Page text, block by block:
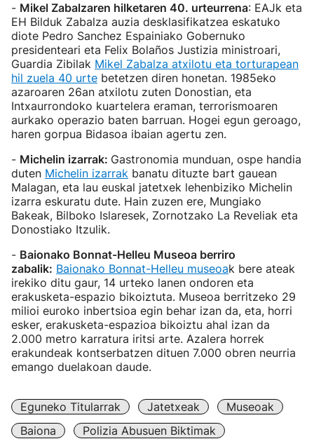
- Mikel Zabalzaren hilketaren 40. urteurrena: EAJk eta
EH Bilduk Zabalza auzia desklasifikatzea eskatuko
diote Pedro Sanchez Espainiako Gobernuko
presidenteari eta Felix Bolaños Justizia ministroari,
Guardia Zibilak Mikel Zabalza atxilotu eta torturapean
hil zuela 40 urte betetzen diren honetan. 1985eko
azaroaren 26an atxilotu zuten Donostian, eta
Intxaurrondoko kuartelera eraman, terrorismoaren
aurkako operazio baten barruan. Hogei egun geroago,
haren gorpua Bidasoa ibaian agertu zen.
- Michelin izarrak: Gastronomia munduan, ospe handia
duten Michelin izarrak banatu dituzte bart gauean
Malagan, eta lau euskal jatetxek lehenbiziko Michelin
izarra eskuratu dute. Hain zuzen ere, Mungiako
Bakeak, Bilboko Islaresek, Zornotzako La Reveliak eta
Donostiako Itzulik.
- Baionako Bonnat-Helleu Museoa berriro
zabalik: Baionako Bonnat-Helleu museoak bere ateak
irekiko ditu gaur, 14 urteko lanen ondoren eta
erakusketa-espazio bikoiztuta. Museoa berritzeko 29
milioi euroko inbertsioa egin behar izan da, eta, horri
esker, erakusketa-espazioa bikoiztu ahal izan da
2.000 metro karratura iritsi arte. Azalera horrek
erakundeak kontserbatzen dituen 7.000 obren neurria
emango duelakoan daude.
Eguneko Titularrak Jatetxeak
Museoak
Baiona
Polizia Abusuen Biktimak